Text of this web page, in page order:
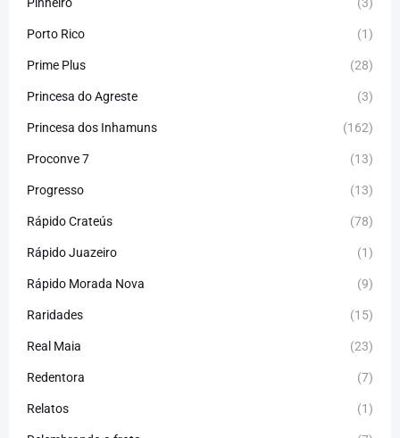
Porto Rico (1)
Prime Plus (28)
Princesa do Agreste (3)
Princesa dos Inhamuns (162)
Proconve 7 (13)
Progresso (13)
Rápido Crateús (78)
Rápido Juazeiro (1)
Rápido Morada Nova (9)
Raridades (15)
Real Maia (23)
Redentora (7)
Relatos (1)